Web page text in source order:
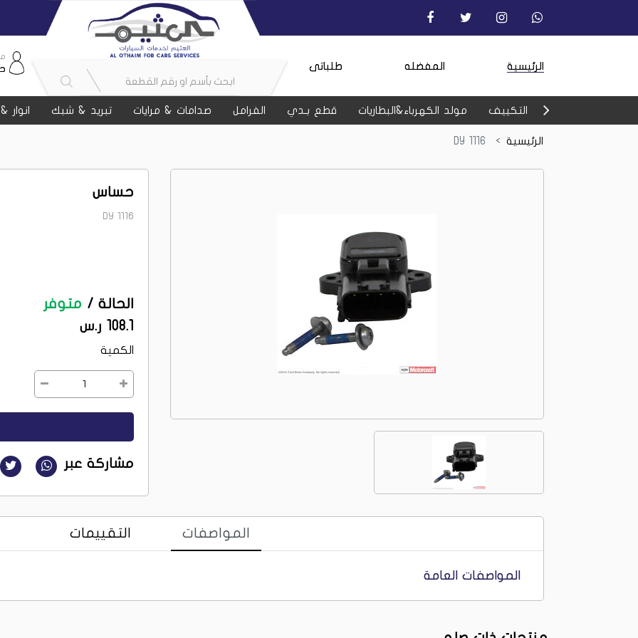
الرئيسية المفضله طلباتى
التكييف مولد الكهرباء&البطاريات قطع بـدي الفرامل صدامات & مرايات تبريد & شبك انوار
الرئيسية
حساس
DY 1116
الحالة / متوفر
108.1 ر.س
الكمية
1
مشاركة عبر
المواصفات التقييمات
المواصفات العامة